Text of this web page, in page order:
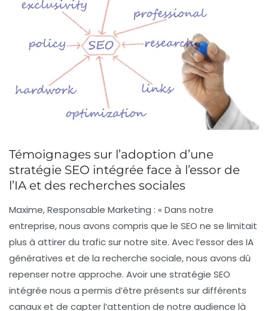
Témoignages sur l’adoption d’une
stratégie SEO intégrée face à l’essor de
l’IA et des recherches sociales
Maxime, Responsable Marketing : « Dans notre
entreprise, nous avons compris que le SEO ne se limitait
plus à attirer du trafic sur notre site. Avec l’essor des IA
génératives et de la recherche sociale, nous avons dû
repenser notre approche. Avoir une stratégie SEO
intégrée nous a permis d’être présents sur différents
canaux et de capter l’attention de notre audience là